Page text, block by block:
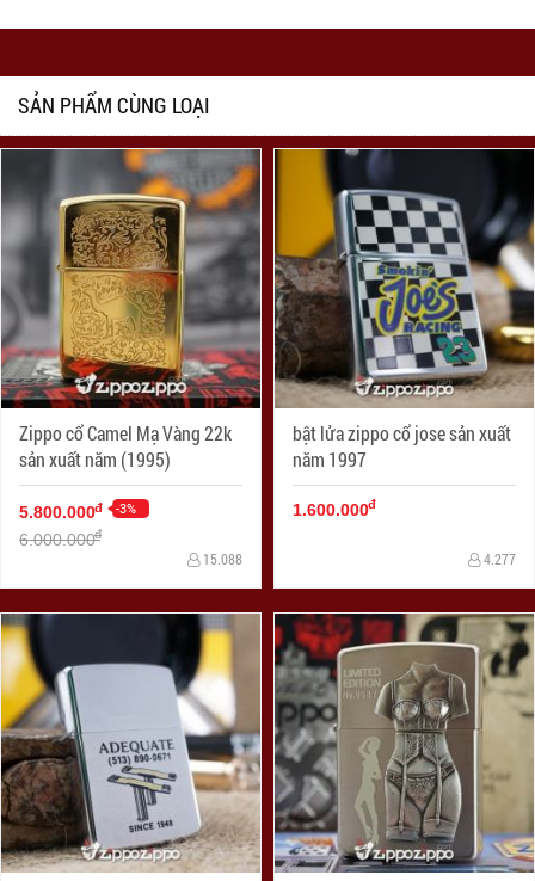
SẢN PHẨM CÙNG LOẠI
Zippo cổ Camel Mạ Vàng 22k
sản xuất năm (1995)
5.800.000đ -3%
6.000.000đ
15.088
bật lửa zippo cổ jose sản xuất
năm 1997
1.600.000đ
4.277